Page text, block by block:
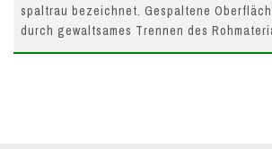
spaltrau bezeichnet. Gespaltene
durch gewaltsames Trennen des